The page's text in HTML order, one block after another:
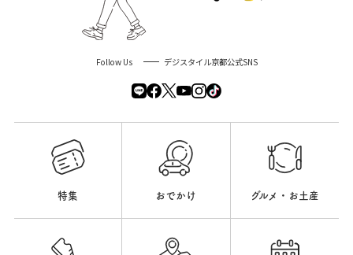
Follow Us デジスタイル京都公式SNS
特集 おでかけ グルメ・お土産